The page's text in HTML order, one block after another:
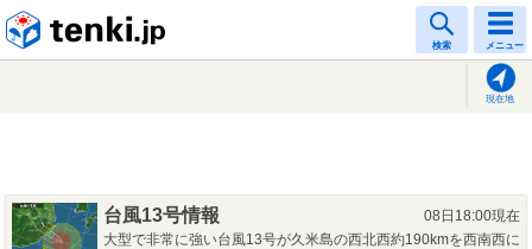
検索 メニュー
現在地
台風13号情報
08日18:00現在
大型で非常に強い台風13号が久米島の西北西約190kmを西南西に